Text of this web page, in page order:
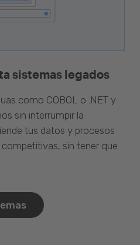
sistemas legados
como COBOL o .NET y
sin interrumpir la
tus datos y procesos
sin tener que